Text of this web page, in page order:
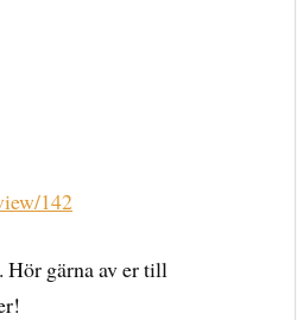
142
gärna av er till